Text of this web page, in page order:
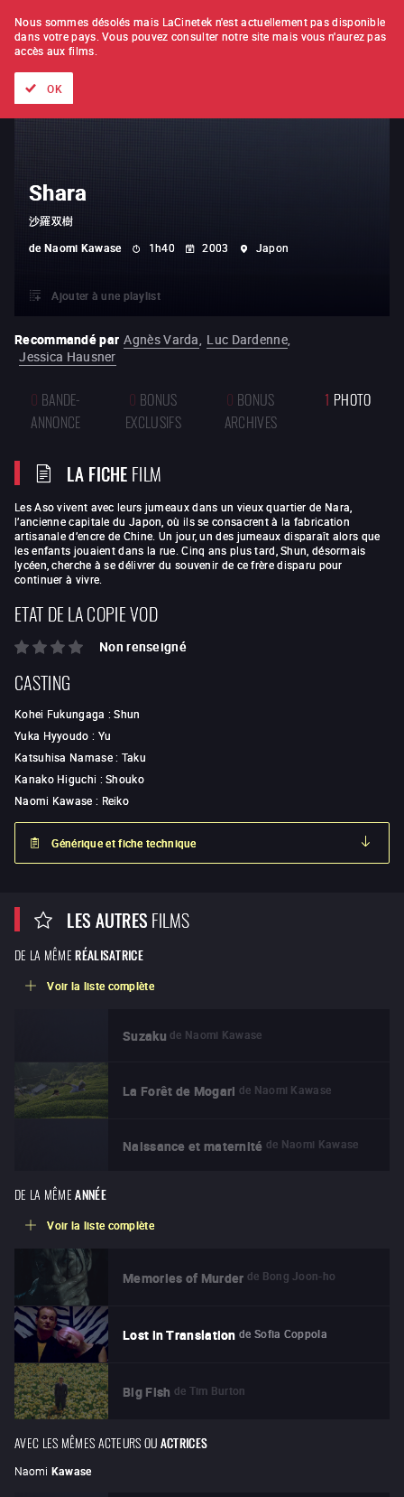
À L'UNITÉ ABONNEMENT
Shara
沙羅双樹
de Naomi Kawase 1h40 2003 Japon
Ajouter à une playlist
Recommandé par Agnès Varda, Luc Dardenne,
Jessica Hausner
0 BANDE-
ANNONCE
0 BONUS
EXCLUSIFS
0 BONUS
ARCHIVES
1 PHOTO
LA FICHEFILM
Les Aso vivent avec leurs jumeaux dans un vieux quartier de Nara,
l’ancienne capitale du Japon, où ils se consacrent à la fabrication
artisanale d’encre de Chine. Un jour, un des jumeaux disparaît alors que
les enfants jouaient dans la rue. Cinq ans plus tard, Shun, désormais
lycéen, cherche à se délivrer du souvenir de ce frère disparu pour
continuer à vivre.
ETAT DE LA COPIE VOD
Non renseigné
CASTING
Kohei Fukungaga :Shun
Yuka Hyyoudo : Yu
Katsuhisa Namase: Taku
Kanako Higuchi :Shouko
Naomi Kawase : Reiko
Générique et fiche technique
LES AUTRESFILMS
DE LA MÊME RÉALISATRICE
Voir la liste complète
Suzaku de Naomi Kawase
La Forêt de Mogari de Naomi Kawase
Naissance et maternité de Naomi Kawase
DE LA MÊME ANNÉE
Voir la liste complète
Memories of Murder de Bong Joon-ho
Lost in Translation de Sofia Coppola
Big Fish de Tim Burton
AVEC LES MÊMES ACTEURS OUACTRICES
Naomi Kawase
Nous sommes désolés mais LaCinetek n'est actuellement pas disponible
dans votre pays. Vous pouvez consulter notre site mais vous n'aurez pas
accès aux films.
OK